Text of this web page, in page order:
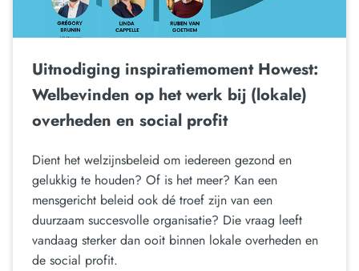
Uitnodiging inspiratiemoment Howest:
Welbevinden op het werk bij (lokale)
overheden en social profit
Dient het welzijnsbeleid om iedereen gezond en
gelukkig te houden? Of is het meer? Kan een
mensgericht beleid ook dé troef zijn van een
duurzaam succesvolle organisatie? Die vraag leeft
vandaag sterker dan ooit binnen lokale overheden en
de social profit.